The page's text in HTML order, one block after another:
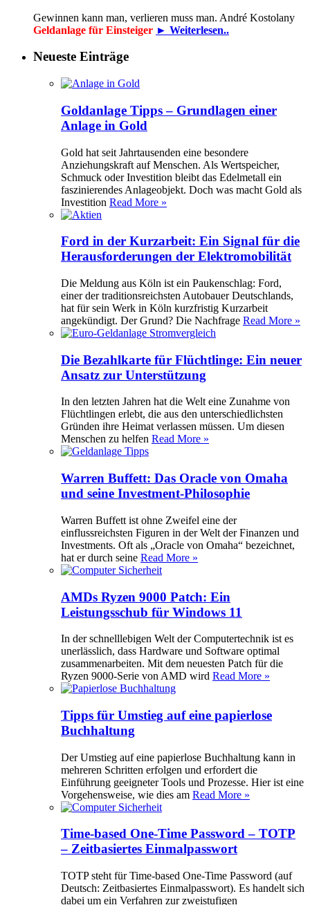
Gewinnen kann man, verlieren muss man. André Kostolany
Geldanlage für Einsteiger ► Weiterlesen..
Neueste Einträge
Goldanlage Tipps – Grundlagen einer
Anlage in Gold
Gold hat seit Jahrtausenden eine besondere
Anziehungskraft auf Menschen. Als Wertspeicher,
Schmuck oder Investition bleibt das Edelmetall ein
faszinierendes Anlageobjekt. Doch was macht Gold als
Investition Read More »
Ford in der Kurzarbeit: Ein Signal für die
Herausforderungen der Elektromobilität
Die Meldung aus Köln ist ein Paukenschlag: Ford,
einer der traditionsreichsten Autobauer Deutschlands,
hat für sein Werk in Köln kurzfristig Kurzarbeit
angekündigt. Der Grund? Die Nachfrage Read More »
Die Bezahlkarte für Flüchtlinge: Ein neuer
Ansatz zur Unterstützung
In den letzten Jahren hat die Welt eine Zunahme von
Flüchtlingen erlebt, die aus den unterschiedlichsten
Gründen ihre Heimat verlassen müssen. Um diesen
Menschen zu helfen Read More »
Warren Buffett: Das Oracle von Omaha
und seine Investment-Philosophie
Warren Buffett ist ohne Zweifel eine der
einflussreichsten Figuren in der Welt der Finanzen und
Investments. Oft als „Oracle von Omaha“ bezeichnet,
hat er durch seine Read More »
AMDs Ryzen 9000 Patch: Ein
Leistungsschub für Windows 11
In der schnelllebigen Welt der Computertechnik ist es
unerlässlich, dass Hardware und Software optimal
zusammenarbeiten. Mit dem neuesten Patch für die
Ryzen 9000-Serie von AMD wird Read More »
Tipps für Umstieg auf eine papierlose
Buchhaltung
Der Umstieg auf eine papierlose Buchhaltung kann in
mehreren Schritten erfolgen und erfordert die
Einführung geeigneter Tools und Prozesse. Hier ist eine
Vorgehensweise, wie dies am Read More »
Time-based One-Time Password – TOTP
– Zeitbasiertes Einmalpasswort
TOTP steht für Time-based One-Time Password (auf
Deutsch: Zeitbasiertes Einmalpasswort). Es handelt sich
dabei um ein Verfahren zur zweistufigen